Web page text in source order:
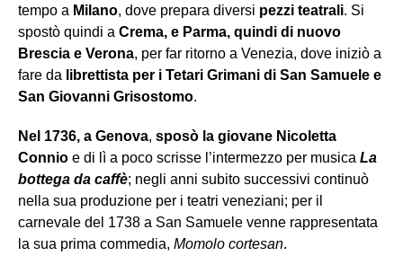
tempo a Milano, dove prepara diversi pezzi teatrali. Si
spostò quindi a Crema, e Parma, quindi di nuovo
Brescia e Verona, per far ritorno a Venezia, dove iniziò a
fare da librettista per i Tetari Grimani di San Samuele e
San Giovanni Grisostomo.
Nel 1736, a Genova, sposò la giovane Nicoletta
Connio e di lì a poco scrisse l’intermezzo per musica La
bottega da caffè; negli anni subito successivi continuò
nella sua produzione per i teatri veneziani; per il
carnevale del 1738 a San Samuele venne rappresentata
la sua prima commedia, Momolo cortesan.